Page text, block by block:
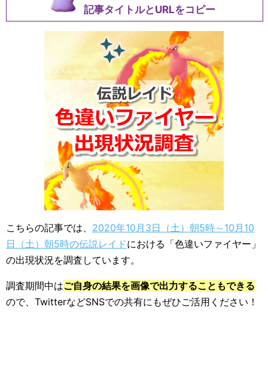
記事タイトルとURLをコピー
こちらの記事では、 2020年10月3日（土）朝5時～10月10
日（土）朝5時の伝説レイドにおける「色違いファイヤー」
の出現状況を調査しています。
調査期間中はご自身の結果を画像で出力することもできる
ので、TwitterなどSNSでの共有にもぜひご活用ください！